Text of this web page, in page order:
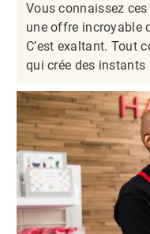
Vous connaissez
une offre incroyable
C’est exaltant. Tout
qui crée des instants